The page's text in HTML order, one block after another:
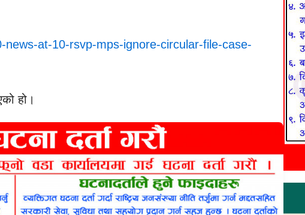
at-10-rsvp-mps-ignore-circular-file-case-
हो।